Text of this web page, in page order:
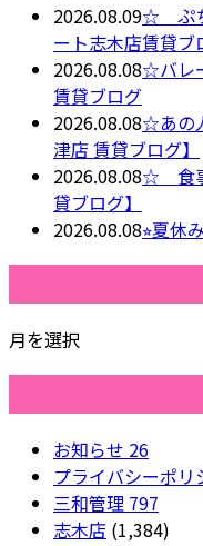
2026.08.09☆ ぷ
ート志木店賃貸ブ
2026.08.08☆バレ
賃貸ブログ
2026.08.08☆あの
津店 賃貸ブログ】
2026.08.08☆ 食
貸ブログ】
2026.08.08⭐︎夏休
月を選択
お知らせ 26
プライバシーポリ
三和管理 797
志木店 (1,384)